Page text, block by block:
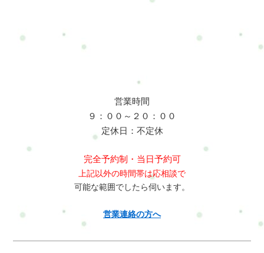
営業時間
９：００～２０：００
定休日：不定休
完全予約制・当日予約可
上記以外の時間帯は応相談で
可能な範囲でしたら伺います。
営業連絡の方へ